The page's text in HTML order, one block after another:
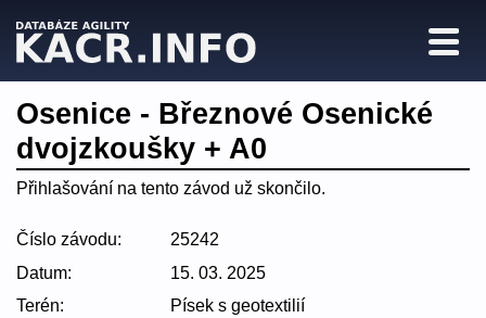
Osenice - Březnové Osenické
dvojzkoušky + A0
Přihlašování na tento závod už skončilo.
Číslo závodu:
25242
Datum:
15. 03. 2025
Terén:
Písek s geotextilií